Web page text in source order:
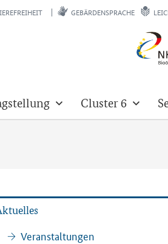
GEBÄRDENSPRACHE
Cluster 6
Ver­an­stal­tun­gen